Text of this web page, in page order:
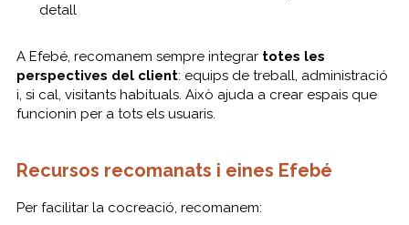
detall
A Efebé, recomanem sempre integrar totes les
perspectives del client: equips de treball, administració
i, si cal, visitants habituals. Això ajuda a crear espais que
funcionin per a tots els usuaris.
Recursos recomanats i eines Efebé
Per facilitar la cocreació, recomanem: